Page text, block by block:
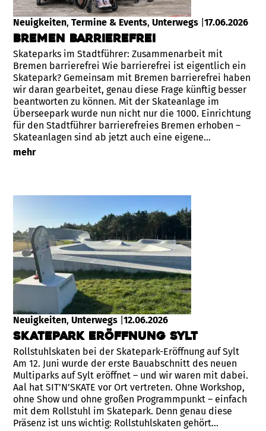
Neuigkeiten, Termine & Events, Unterwegs |17.06.2026
Bremen Barrierefrei
Skateparks im Stadtführer: Zusammenarbeit mit
Bremen barrierefrei Wie barrierefrei ist eigentlich ein
Skatepark? Gemeinsam mit Bremen barrierefrei haben
wir daran gearbeitet, genau diese Frage künftig besser
beantworten zu können. Mit der Skateanlage im
Überseepark wurde nun nicht nur die 1000. Einrichtung
für den Stadtführer barrierefreies Bremen erhoben –
Skateanlagen sind ab jetzt auch eine eigene…
mehr
Neuigkeiten, Unterwegs |12.06.2026
Skatepark Eröffnung Sylt
Rollstuhlskaten bei der Skatepark-Eröffnung auf Sylt
Am 12. Juni wurde der erste Bauabschnitt des neuen
Multiparks auf Sylt eröffnet – und wir waren mit dabei.
Aal hat SIT’N’SKATE vor Ort vertreten. Ohne Workshop,
ohne Show und ohne großen Programmpunkt – einfach
mit dem Rollstuhl im Skatepark. Denn genau diese
Präsenz ist uns wichtig: Rollstuhlskaten gehört…